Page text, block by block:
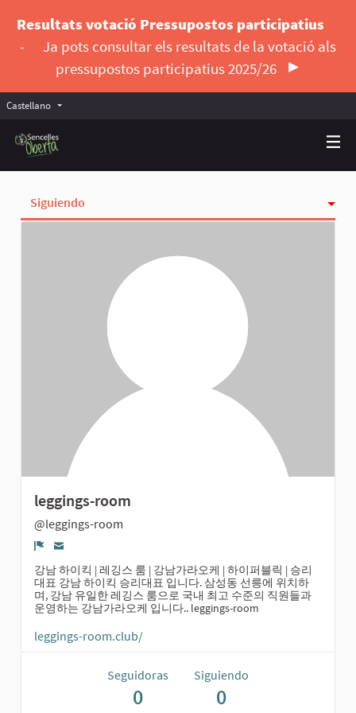
Resultats votació Pressupostos participatius
-
Ja pots consultar els resultats de la votació als
pressupostos participatius 2025/26
Castellano Triar la llengua
Siguiendo
leggings-room
@leggings-room
Denunciar
강남 하이킥 | 레깅스 룸 | 강남가라오케 | 하이퍼블릭 | 승리
대표 강남 하이킥 승리대표 입니다. 삼성동 선릉에 위치하
며, 강남 유일한 레깅스 룸으로 국내 최고 수준의 직원들과
운영하는 강남가라오케 입니다.. leggings-room
leggings-room.club/
Seguidoras
0
Siguiendo
0